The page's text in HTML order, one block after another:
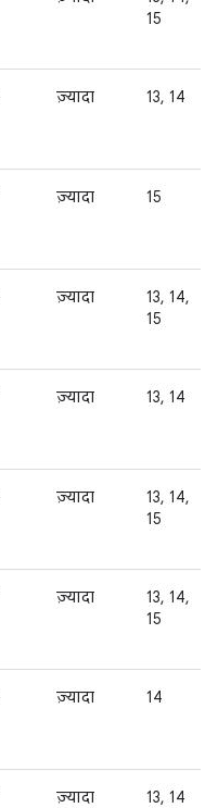
15
ज़्यादा 13, 14
ज़्यादा 15
ज़्यादा
13, 14,
15
ज़्यादा 13, 14
ज़्यादा
13, 14,
15
ज़्यादा
13, 14,
15
ज़्यादा 14
ज़्यादा 13, 14